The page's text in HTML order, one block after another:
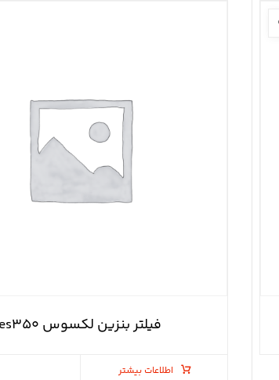
فیلتر بنزین لکسوس es۳۵۰
اطلاعات بیشتر